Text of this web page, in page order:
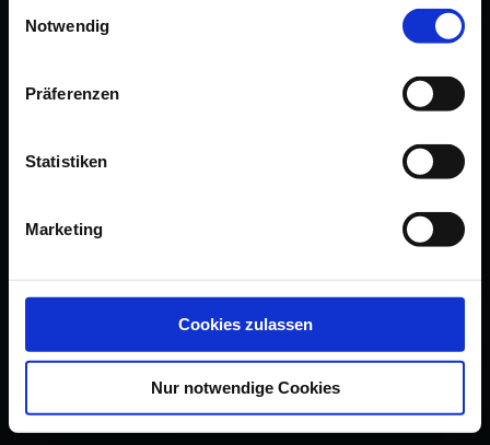
Notwendig
Präferenzen
Statistiken
Marketing
Cookies zulassen
Nur notwendige Cookies